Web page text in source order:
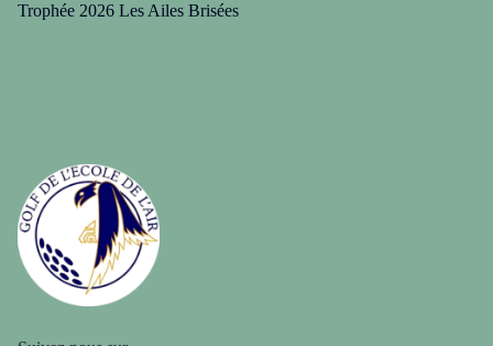
Trophée 2026 Les Ailes Brisées